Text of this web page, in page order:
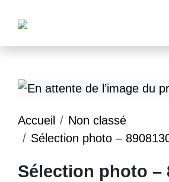
Accueil
Non classé
Sélection photo –
Sélection photo –